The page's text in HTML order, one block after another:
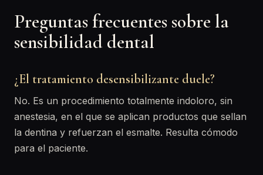
Preguntas frecuentes sobre la
sensibilidad dental
¿El tratamiento desensibilizante duele?
No. Es un procedimiento totalmente indoloro, sin
anestesia, en el que se aplican productos que sellan
la dentina y refuerzan el esmalte. Resulta cómodo
para el paciente.